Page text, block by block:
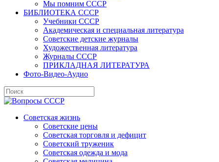
Мы помним СССР
БИБЛИОТЕКА СССР
Учебники СССР
Академическая и специальная литература
Советские детские журналы
Художественная литература
Журналы СССР
ПРИКЛАДНАЯ ЛИТЕРАТУРА
Фото-Видео-Аудио
Советская жизнь
Советские цены
Советская торговля и дефицит
Советский труженик
Советская одежда и мода